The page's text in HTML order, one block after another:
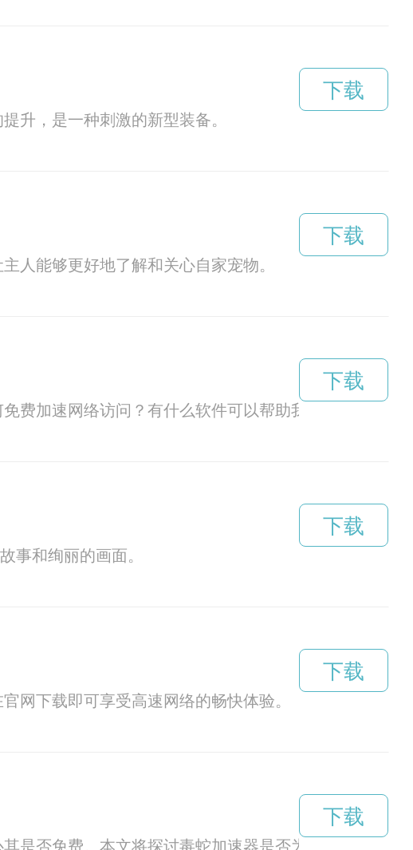
升，是一种刺激的新型装备。
下载
人能够更好地了解和关心自家宠物。
下载
费加速网络访问？有什么软件可以帮助我们上外网提
下载
事和绚丽的画面。
下载
网下载即可享受高速网络的畅快体验。
下载
是否免费。本文将探讨毒蛇加速器是否为免费应用。
下载